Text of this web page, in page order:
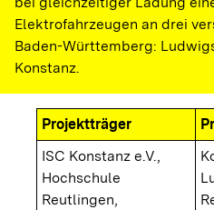
Elektrofahrzeugen an drei
Baden-Württemberg:
Konstanz.
Projektträger
ISC Konstanz e.V.,
Hochschule
Reutlingen,